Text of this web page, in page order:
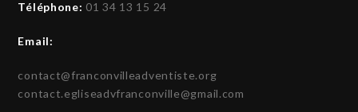
Téléphone: 01 34 13 15 24
Email:
contact@franconvilleadventiste.org
contact.egliseadvfranconville@gmail.com